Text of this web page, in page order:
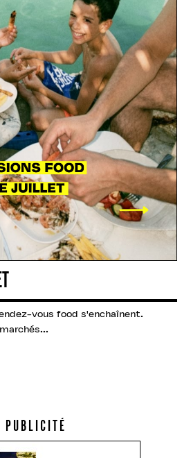
vous food s'enchaînent.
PUBLICITÉ